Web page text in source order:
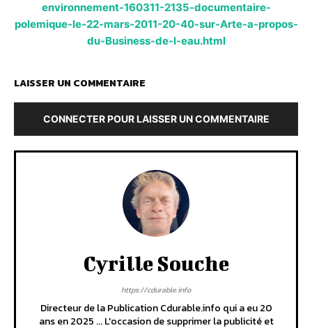
environnement-160311-2135-documentaire-
polemique-le-22-mars-2011-20-40-sur-Arte-a-propos-
du-Business-de-l-eau.html
LAISSER UN COMMENTAIRE
CONNECTER POUR LAISSER UN COMMENTAIRE
Cyrille Souche
https://cdurable.info
Directeur de la Publication Cdurable.info qui a eu 20
ans en 2025 ... L'occasion de supprimer la publicité et